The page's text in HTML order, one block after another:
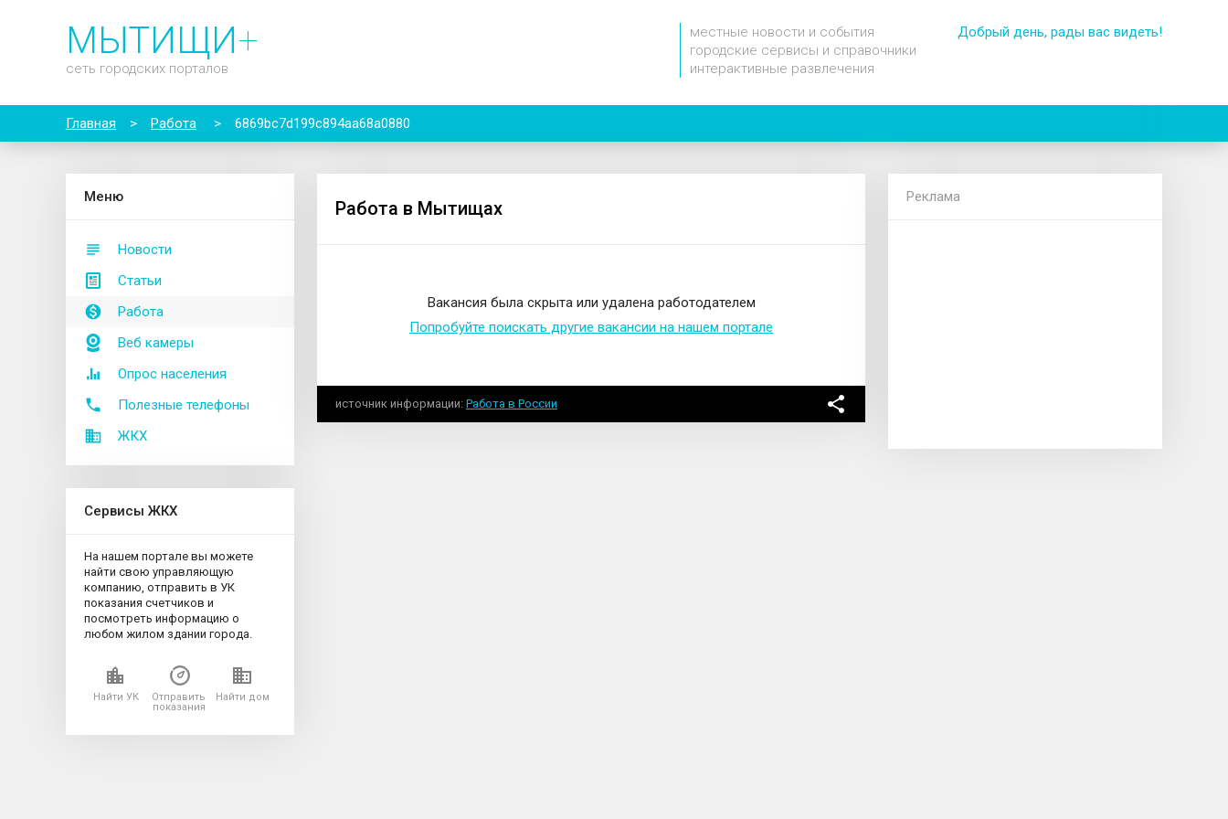
МЫТИЩИ+
сеть городских порталов
местные новости и события
городские сервисы и справочники
интерактивные развлечения
Добрый день, рады вас видеть!
Главная > Работа > 6869bc7d199c894aa68a0880
Меню
Новости
Статьи
Работа
Веб камеры
Опрос населения
Полезные телефоны
ЖКХ
Сервисы ЖКХ
На нашем портале вы можете
найти свою управляющую
компанию, отправить в УК
показания счетчиков и
посмотреть информацию о
любом жилом здании города.
Найти УК
Отправить
показания
Найти дом
Работа в Мытищах
Вакансия была скрыта или удалена работодателем
Попробуйте поискать другие вакансии на нашем портале
источник информации Работа в России
Реклама